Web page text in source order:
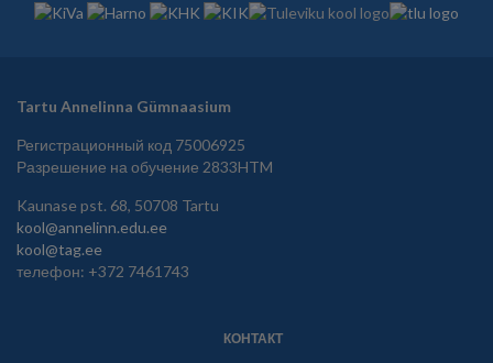
Tartu Annelinna Gümnaasium
Регистрационный код 75006925
Разрешение на обучение 2833HTM
Kaunase pst. 68, 50708 Tartu
kool@annelinn.edu.ee
kool@tag.ee
телефон: +372 7461743
КОНТАКТ